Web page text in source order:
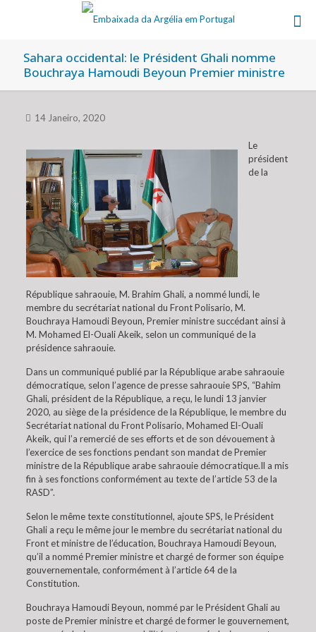
Sahara occidental: le Président Ghali nomme
Bouchraya Hamoudi Beyoun Premier ministre
14 Janeiro, 2020
Le
président
de la
République sahraouie, M. Brahim Ghali, a nommé lundi, le
membre du secrétariat national du Front Polisario, M.
Bouchraya Hamoudi Beyoun, Premier ministre succédant ainsi à
M. Mohamed El-Ouali Akeik, selon un communiqué de la
présidence sahraouie.
Dans un communiqué publié par la République arabe sahraouie
démocratique, selon l’agence de presse sahraouie SPS, “Bahim
Ghali, président de la République, a reçu, le lundi 13 janvier
2020, au siège de la présidence de la République, le membre du
Secrétariat national du Front Polisario, Mohamed El-Ouali
Akeik, qui l’a remercié de ses efforts et de son dévouement à
l’exercice de ses fonctions pendant son mandat de Premier
ministre de la République arabe sahraouie démocratique.Il a mis
fin à ses fonctions conformément au texte de l’article 53 de la
RASD”.
Selon le même texte constitutionnel, ajoute SPS, le Président
Ghali a reçu le même jour le membre du secrétariat national du
Front et ministre de l’éducation, Bouchraya Hamoudi Beyoun,
qu’il a nommé Premier ministre et chargé de former son équipe
gouvernementale, conformément à l’article 64 de la
Constitution.
Bouchraya Hamoudi Beyoun, nommé par le Président Ghali au
poste de Premier ministre et chargé de former le gouvernement,